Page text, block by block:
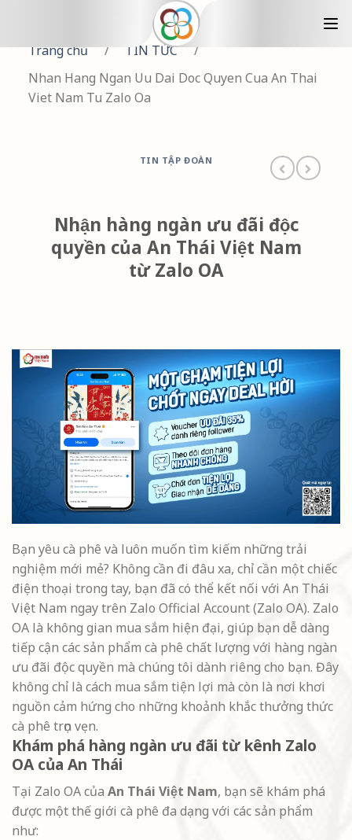
Trang chủ / TIN TỨC
/
Nhan Hang Ngan Uu Dai Doc Quyen Cua An Thai
Viet Nam Tu Zalo Oa
TIN TẬP ĐOÀN
Nhận hàng ngàn ưu đãi độc
quyền của An Thái Việt Nam
từ Zalo OA
Bạn yêu cà phê và luôn muốn tìm kiếm những trải
nghiệm mới mẻ? Không cần đi đâu xa, chỉ cần một chiếc
điện thoại trong tay, bạn đã có thể kết nối với An Thái
Việt Nam ngay trên Zalo Official Account (Zalo OA). Zalo
OA là không gian mua sắm hiện đại, giúp bạn dễ dàng
tiếp cận các sản phẩm cà phê chất lượng với hàng ngàn
ưu đãi độc quyền mà chúng tôi dành riêng cho bạn. Đây
không chỉ là cách mua sắm tiện lợi mà còn là nơi khơi
nguồn cảm hứng cho những khoảnh khắc thưởng thức
cà phê trọn vẹn.
Khám phá hàng ngàn ưu đãi từ kênh Zalo
OA của An Thái
Tại Zalo OA của An Thái Việt Nam, bạn sẽ khám phá
được một thế giới cà phê đa dạng với các sản phẩm
như: